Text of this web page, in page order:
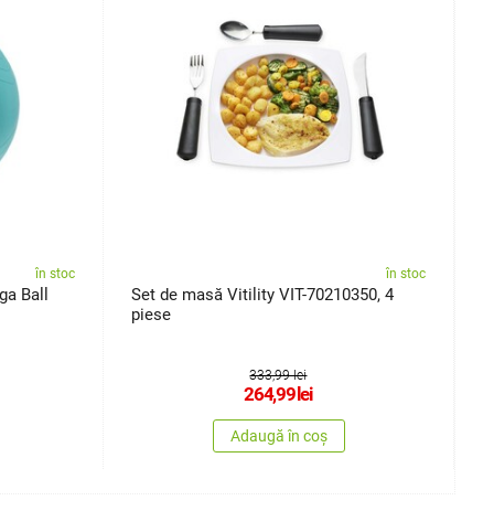
în stoc
Ball
în stoc
Set de masă Vitility VIT-70210350, 4
piese
333,99 lei
264,99lei
Adaugă în coș